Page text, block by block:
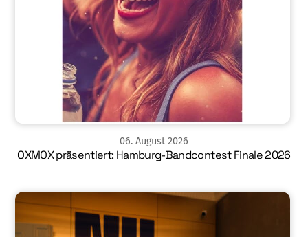
06. August 2026
OXMOX präsentiert: Hamburg-Bandcontest Finale 2026